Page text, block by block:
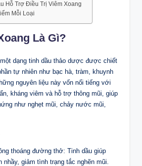
Hỗ Trợ Điều Trị Viêm Xoang
Mỗi Loại
Là Gì?
dạng tinh dầu thảo dược được chiết
tự nhiên như bạc hà, tràm, khuynh
nguyên liệu này vốn nổi tiếng với
kháng viêm và hỗ trợ thông mũi, giúp
như nghẹt mũi, chảy nước mũi,
thoáng đường thở: Tinh dầu giúp
nhầy, giảm tình trạng tắc nghẽn mũi.